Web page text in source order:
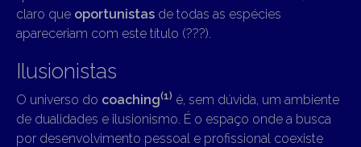
claro que oportunistas de todas as espécies
apareceriam com este título (???).
Ilusionistas
O universo do coaching(1) é, sem dúvida, um ambiente
de dualidades e ilusionismo. É o espaço onde a busca
por desenvolvimento pessoal e profissional coexiste